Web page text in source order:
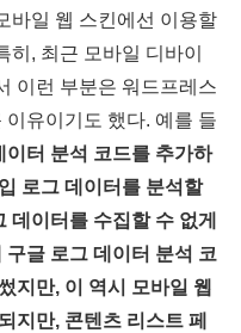
바일 웹 스킨에선 이용할
히, 최근 모바일 디바이
이런 부분은 워드프레스
이유이기도 했다. 예를 들
터 분석 코드를 추가하
로그 데이터를 분석할
데이터를 수집할 수 없게
글 로그 데이터 분석 코
지만, 이 역시 모바일 웹
지만, 콘텐츠 리스트 페